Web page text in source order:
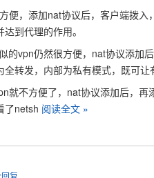
便，添加nat协议后，客户端拨
到代理的作用。
的vpn仍然很方便，nat协议添加
转发，内部为私有模式，既可让
就不方便了，nat协议添加后，再
了netsh 阅读全文 »
复